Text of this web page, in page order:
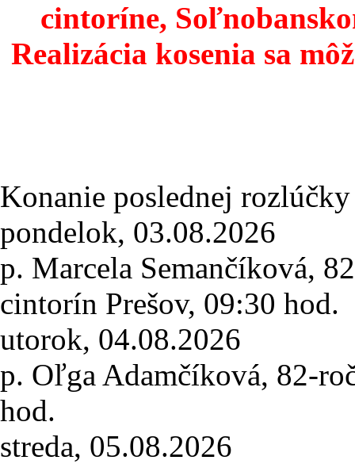
cintoríne,
Realizácia kosenia sa
Konanie poslednej
pondelok, 03.08.2026
p. Marcela Semančíková,
cintorín Prešov, 09:30 hod.
utorok, 04.08.2026
p. Oľga Adamčíková, 82-
hod.
streda, 05.08.2026